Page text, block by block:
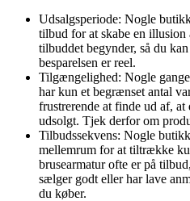
Udsalgsperiode: Nogle
tilbud for at skabe en illusion
tilbuddet begynder, så du
besparelsen er reel.
Tilgængelighed: Nogle
har kun et begrænset antal
frustrerende at finde ud af,
udsolgt. Tjek derfor om
Tilbudssekvens: Nogle
mellemrum for at tiltrække
brusearmatur ofte er på
sælger godt eller har lave
du køber.